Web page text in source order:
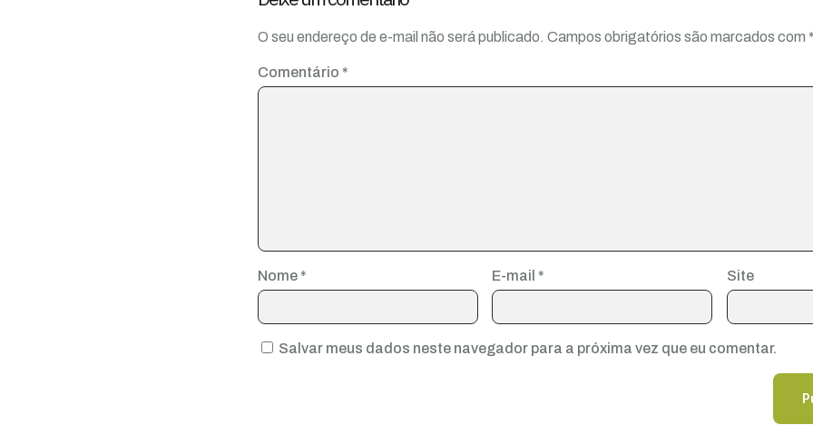
O seu endereço de e-mail não será publicado. Campos obrigatórios são marcados com
Comentário *
Nome * E-mail * Site
Salvar meus dados neste navegador para a próxima vez que eu comentar.